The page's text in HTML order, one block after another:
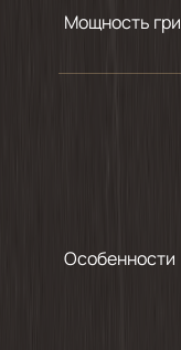
Мощность
Особенности